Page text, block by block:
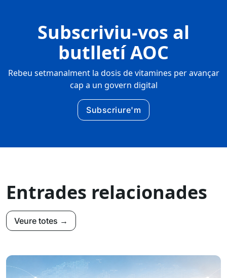
Subscriviu-vos al
butlletí AOC
Rebeu setmanalment la dosis de vitamines per avançar
cap a un govern digital
Subscriure'm
Entrades relacionades
Veure totes →